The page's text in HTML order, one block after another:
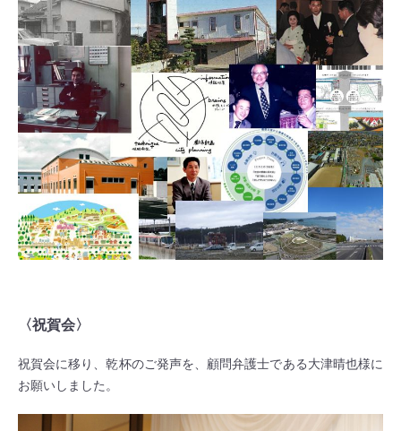
〈祝賀会〉
祝賀会に移り、乾杯のご発声を、顧問弁護士である大津晴也様に
お願いしました。